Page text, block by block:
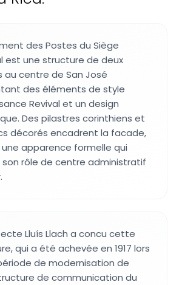
des Postes du Siège
est une structure de deux
au centre de San José
des éléments de style
Revival et un design
Des pilastres corinthiens et
décorés encadrent la facade,
apparence formelle qui
rôle de centre administratif
Lluís Llach a concu cette
qui a été achevée en 1917 lors
de modernisation de
de communication du